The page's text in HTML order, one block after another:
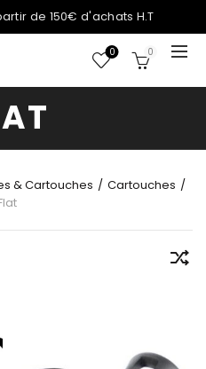
de 150€ d'achats H.T
0 0
& Cartouches
Cartouches